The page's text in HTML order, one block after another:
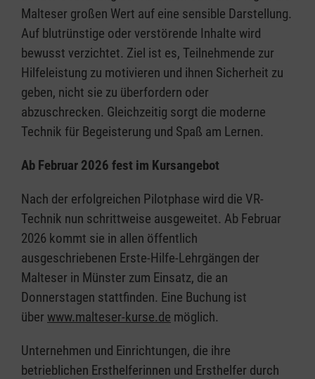
Malteser großen Wert auf eine sensible Darstellung.
Auf blutrünstige oder verstörende Inhalte wird
bewusst verzichtet. Ziel ist es, Teilnehmende zur
Hilfeleistung zu motivieren und ihnen Sicherheit zu
geben, nicht sie zu überfordern oder
abzuschrecken. Gleichzeitig sorgt die moderne
Technik für Begeisterung und Spaß am Lernen.
Ab Februar 2026 fest im Kursangebot
Nach der erfolgreichen Pilotphase wird die VR-
Technik nun schrittweise ausgeweitet. Ab Februar
2026 kommt sie in allen öffentlich
ausgeschriebenen Erste-Hilfe-Lehrgängen der
Malteser in Münster zum Einsatz, die an
Donnerstagen stattfinden. Eine Buchung ist
über www.malteser-kurse.de möglich.
Unternehmen und Einrichtungen, die ihre
betrieblichen Ersthelferinnen und Ersthelfer durch